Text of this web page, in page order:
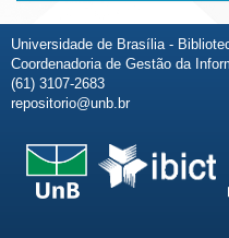
Universidade de Brasília -
Coordenadoria de Gestão da
(61) 3107-2683
repositorio@unb.br